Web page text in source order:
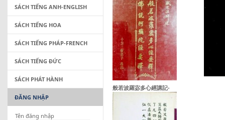
般若波羅宓多心經講記-
SÁCH TIẾNG ANH-ENGLISH
SÁCH TIẾNG HOA
SÁCH TIẾNG PHÁP-FRENCH
SÁCH TIẾNG ĐỨC
SÁCH PHÁT HÀNH
ĐĂNG NHẬP
Tên đăng nhập